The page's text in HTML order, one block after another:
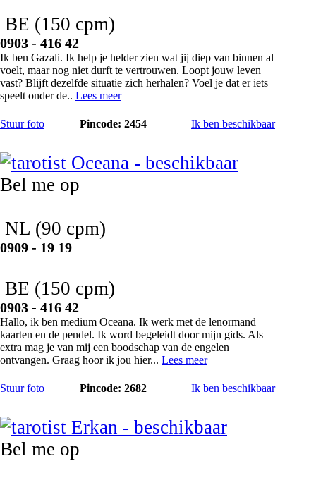
BE (150 cpm)
0903 - 416 42
Ik ben Gazali. Ik help je helder zien wat jij diep van binnen al
voelt, maar nog niet durft te vertrouwen. Loopt jouw leven
vast? Blijft dezelfde situatie zich herhalen? Voel je dat er iets
speelt onder de.. Lees meer
Stuur foto Pincode: 2454 Ik ben beschikbaar
Bel me op
NL (90 cpm)
0909 - 19 19
BE (150 cpm)
0903 - 416 42
Hallo, ik ben medium Oceana. Ik werk met de lenormand
kaarten en de pendel. Ik word begeleidt door mijn gids. Als
extra mag je van mij een boodschap van de engelen
ontvangen. Graag hoor ik jou hier... Lees meer
Stuur foto Pincode: 2682 Ik ben beschikbaar
Bel me op